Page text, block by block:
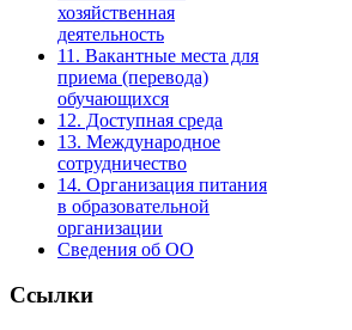
хозяйственная
деятельность
11. Вакантные места для
приема (перевода)
обучающихся
12. Доступная среда
13. Международное
сотрудничество
14. Организация питания
в образовательной
организации
Сведения об ОО
Ссылки